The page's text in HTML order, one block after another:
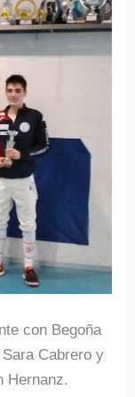
con Begoña
Cabrero y
Hernanz.